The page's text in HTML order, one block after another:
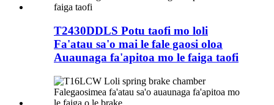
T2430DDLS Potu taofi mo loli
Fa'atau sa'o mai le fale gaosi oloa
Auaunaga fa'apitoa mo le faiga taofi